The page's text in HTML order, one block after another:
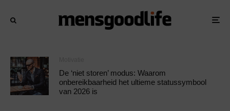
De ‘niet storen’ modus: Waarom
onbereikbaarheid het ultieme statussymbool
van 2026 is